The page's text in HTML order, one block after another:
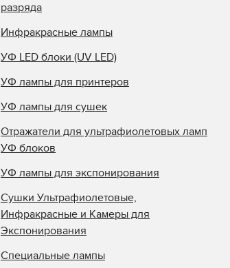
разряда
Инфракрасные лампы
УФ LED блоки (UV LED)
УФ лампы для принтеров
УФ лампы для сушек
Отражатели для ультрафиолетовых ламп
УФ блоков
УФ лампы для экспонирования
Сушки Ультрафиолетовые,
Инфракрасные и Камеры для
Экспонирования
Специальные лампы